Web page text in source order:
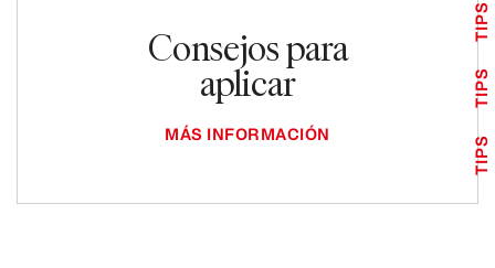
Consejos para
aplicar
MÁS INFORMACIÓN
TIPS
TIPS
TIPS